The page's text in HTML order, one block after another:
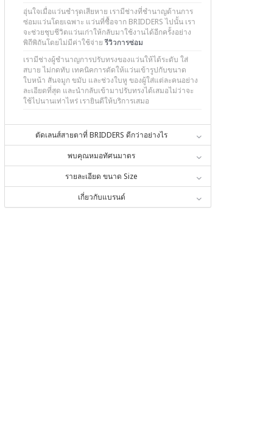
อุ่นใจเมื่อแว่นชำรุดเสียหาย เรามีช่างที่ชำนาญด้านการ
ซ่อมแว่นโดยเฉพาะ แว่นที่ซื้อจาก BRIDDERS ไปนั้น เรา
จะช่วยชุบชีวิตแว่นเก่าให้กลับมาใช้งานได้อีกครั้งอย่าง
พิถีพิถันโดยไม่มีค่าใช้จ่ายรีวิวการซ่อม
เรามีช่างผู้ชำนาญการปรับทรงของแว่นให้ได้ระดับ ใส่
สบาย ไม่กดทับ เทคนิคการดัดให้แว่นเข้ารูปกับขนาด
ใบหน้า สันจมูก ขมับ และช่วงใบหู ของผู้ใส่แต่ละคนอย่าง
ละเอียดที่สุด และนำกลับเข้ามาปรับทรงได้เสมอไม่ว่าจะ
ใช้ไปนานเท่าไหร่ เรายินดีให้บริการเสมอ
ตัดเลนส์สายตาที่ BRIDDERS ดีกว่าอย่างไร
พบคุณหมอทัศนมาตร
รายละเอียด ขนาด Size
เกี่ยวกับแบรนด์